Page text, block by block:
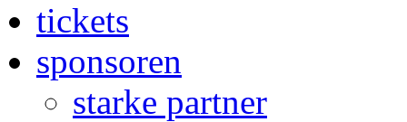
tickets
sponsoren
starke partner